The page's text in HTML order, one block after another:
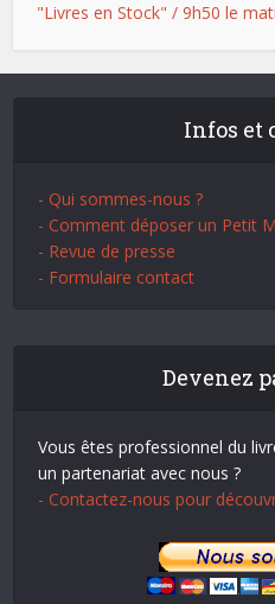
"Livres en Stock" / 9h50 le
Infos et
- Qui sommes-nous ?
- Comment déposer un Petit
- Revue de presse
- Formulaire contact
Devenez
Vous êtes professionnel du
un partenariat avec nous ?
- Contactez-nous pour